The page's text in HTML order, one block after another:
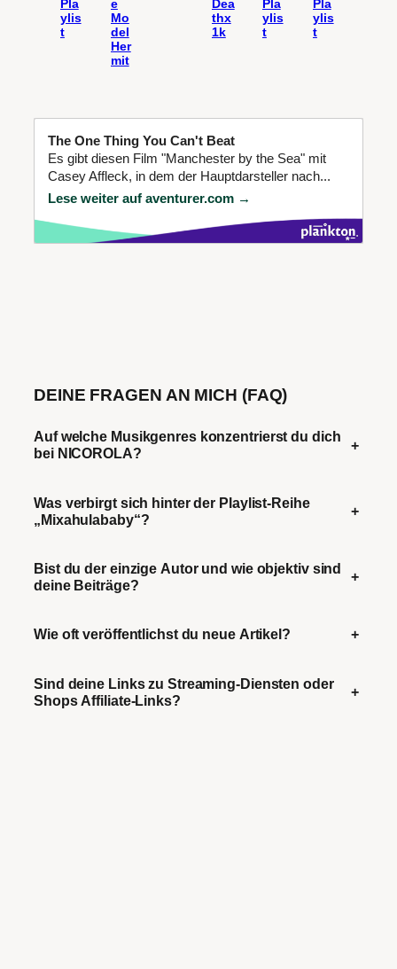
Pla
ylis
t
e
Mo
del
Her
mit
Dea
thx
1k
Pla
ylis
t
Pla
ylis
t
The One Thing You Can't Beat
Es gibt diesen Film "Manchester by the Sea" mit
Casey Affleck, in dem der Hauptdarsteller nach...
Lese weiter auf aventurer.com →
DEINE FRAGEN AN MICH (FAQ)
Auf welche Musikgenres konzentrierst du dich
bei NICOROLA?
+
Was verbirgt sich hinter der Playlist-Reihe
„Mixahulababy“?
+
Bist du der einzige Autor und wie objektiv sind
deine Beiträge?
+
Wie oft veröffentlichst du neue Artikel? +
Sind deine Links zu Streaming-Diensten oder
Shops Affiliate-Links?
+